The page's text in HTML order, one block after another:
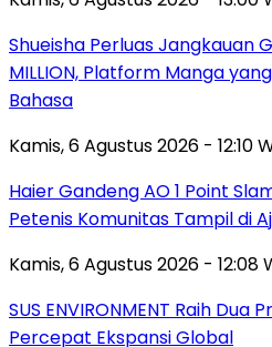
Shueisha Perluas Jangkauan
MILLION, Platform Manga
Bahasa
Kamis, 6 Agustus 2026 - 12:10
Haier Gandeng AO 1 Point
Petenis Komunitas Tampil di
Kamis, 6 Agustus 2026 - 12:08
SUS ENVIRONMENT Raih Dua
Percepat Ekspansi Global